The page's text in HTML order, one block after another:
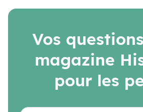
Vos
magazine
pour les